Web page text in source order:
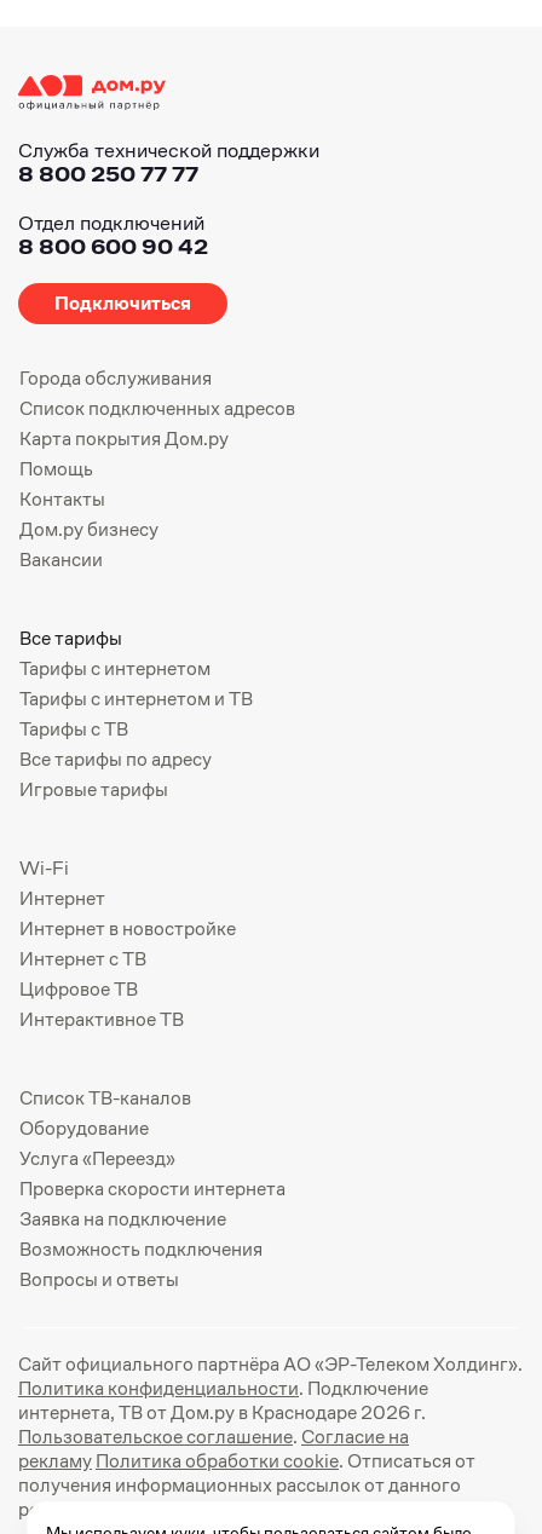
Служба технической поддержки
8 800 250 77 77
Отдел подключений
8 800 600 90 42
Подключиться
Города обслуживания
Список подключенных адресов
Карта покрытия Дом.ру
Помощь
Контакты
Дом.ру бизнесу
Вакансии
Все тарифы
Тарифы с интернетом
Тарифы с интернетом и ТВ
Тарифы с ТВ
Все тарифы по адресу
Игровые тарифы
Wi-Fi
Интернет
Интернет в новостройке
Интернет с ТВ
Цифровое ТВ
Интерактивное ТВ
Список ТВ-каналов
Оборудование
Услуга «Переезд»
Проверка скорости интернета
Заявка на подключение
Возможность подключения
Вопросы и ответы
Сайт официального партнёра АО «ЭР-Телеком Холдинг».
Политика конфиденциальности. Подключение
интернета, ТВ от Дом.ру в Краснодаре 2026 г.
Пользовательское соглашение. Согласие на
рекламуПолитика обработки cookie. Отписаться от
получения информационных рассылок от данного
ресурса можно на